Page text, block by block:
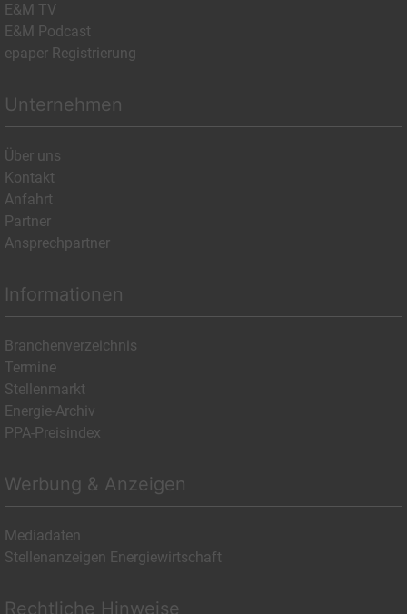
E&M TV
E&M Podcast
epaper Registrierung
Unternehmen
Über uns
Kontakt
Anfahrt
Partner
Ansprechpartner
Informationen
Branchenverzeichnis
Termine
Stellenmarkt
Energie-Archiv
PPA-Preisindex
Werbung & Anzeigen
Mediadaten
Stellenanzeigen Energiewirtschaft
Rechtliche Hinweise